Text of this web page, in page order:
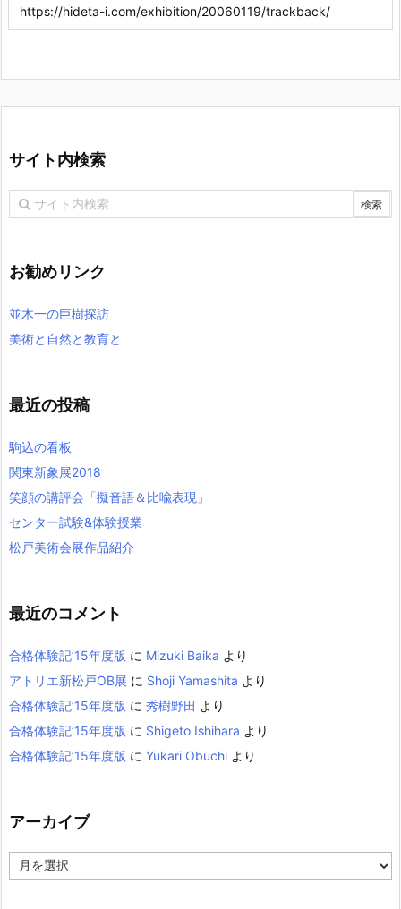
サイト内検索
お勧めリンク
並木一の巨樹探訪
美術と自然と教育と
最近の投稿
駒込の看板
関東新象展2018
笑顔の講評会「擬音語＆比喩表現」
センター試験&体験授業
松戸美術会展作品紹介
最近のコメント
合格体験記’15年度版 に Mizuki Baika より
アトリエ新松戸OB展 に Shoji Yamashita より
合格体験記’15年度版 に 秀樹野田 より
合格体験記’15年度版 に Shigeto Ishihara より
合格体験記’15年度版 に Yukari Obuchi より
アーカイブ
ー